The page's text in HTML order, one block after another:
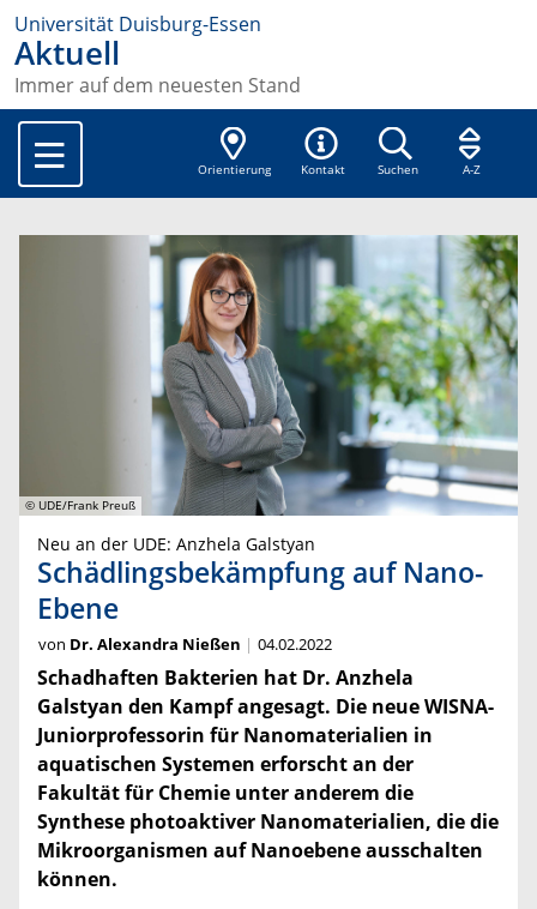
Universität Duisburg-Essen
Aktuell
Immer auf dem neuesten Stand
Orientierung Kontakt Suchen A-Z
© UDE/Frank Preuß
Neu an der UDE: Anzhela Galstyan
Schädlingsbekämpfung auf Nano-
Ebene
von Dr. Alexandra Nießen 04.02.2022
Schadhaften Bakterien hat Dr. Anzhela
Galstyan den Kampf angesagt. Die neue WISNA-
Juniorprofessorin für Nanomaterialien in
aquatischen Systemen erforscht an der
Fakultät für Chemie unter anderem die
Synthese photoaktiver Nanomaterialien, die die
Mikroorganismen auf Nanoebene ausschalten
können.